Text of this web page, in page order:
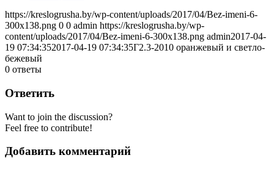
https://kreslogrusha.by/wp-content/uploads/2017/04/Bez-imeni-6-
300x138.png 0 0 admin https://kreslogrusha.by/wp-
content/uploads/2017/04/Bez-imeni-6-300x138.png admin2017-04-
19 07:34:352017-04-19 07:34:35Г2.3-2010 оранжевый и светло-
бежевый
0 ответы
Ответить
Want to join the discussion?
Feel free to contribute!
Добавить комментарий